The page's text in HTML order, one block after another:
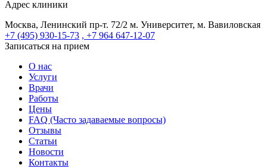
Адрес клиники
Москва, Ленинский пр-т. 72/2 м. Университет, м. Вавиловская
+7 (495) 930-15-73 , +7 964 647-12-07
Записаться на прием
О нас
Услуги
Врачи
Работы
Цены
FAQ (Часто задаваемые вопросы)
Отзывы
Статьи
Новости
Контакты